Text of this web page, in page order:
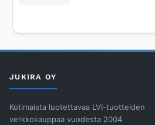
JUKIRA OY
Kotimaista luotettavaa LVI-tuotteiden
verkkokauppaa vuodesta 2004